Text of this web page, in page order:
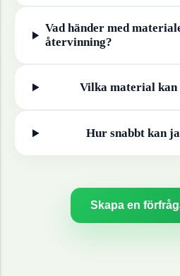
Vad händer med
återvinning?
Vilka material kan
Hur snabbt kan
Skapa en